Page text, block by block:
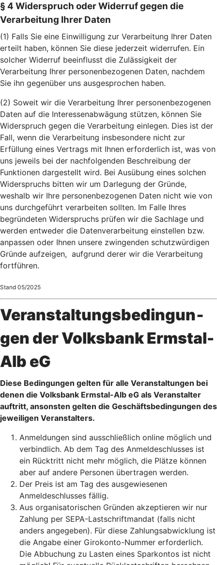
§ 4 Widerspruch oder Widerruf gegen die
Verarbeitung Ihrer Daten
(1) Falls Sie eine Einwilligung zur Verarbeitung Ihrer Daten
erteilt haben, können Sie diese jederzeit widerrufen. Ein
solcher Widerruf beeinflusst die Zulässigkeit der
Verarbeitung Ihrer personenbezogenen Daten, nachdem
Sie ihn gegenüber uns ausgesprochen haben.
(2) Soweit wir die Verarbeitung Ihrer personenbezogenen
Daten auf die Interessenabwägung stützen, können Sie
Widerspruch gegen die Verarbeitung einlegen. Dies ist der
Fall, wenn die Verarbeitung insbesondere nicht zur
Erfüllung eines Vertrags mit Ihnen erforderlich ist, was von
uns jeweils bei der nachfolgenden Beschreibung der
Funktionen dargestellt wird. Bei Ausübung eines solchen
Widerspruchs bitten wir um Darlegung der Gründe,
weshalb wir Ihre personenbezogenen Daten nicht wie von
uns durchgeführt verarbeiten sollten. Im Falle Ihres
begründeten Widerspruchs prüfen wir die Sachlage und
werden entweder die Datenverarbeitung einstellen bzw.
anpassen oder Ihnen unsere zwingenden schutzwürdigen
Gründe aufzeigen, aufgrund derer wir die Verarbeitung
fortführen.
Stand 05/2025
Veranstaltungsbedingun­
gen der Volksbank Ermstal-
Alb eG
Diese Bedingungen gelten für alle Veranstaltungen bei
denen die Volksbank Ermstal-Alb eG als Veranstalter
auftritt, ansonsten gelten die Geschäftsbedingungen des
jeweiligen Veranstalters.
Anmeldungen sind ausschließlich online möglich und
verbindlich. Ab dem Tag des Anmeldeschlusses ist
ein Rücktritt nicht mehr möglich, die Plätze können
aber auf andere Personen übertragen werden.
Der Preis ist am Tag des ausgewiesenen
Anmeldeschlusses fällig.
Aus organisatorischen Gründen akzeptieren wir nur
Zahlung per SEPA-Lastschriftmandat (falls nicht
anders angegeben). Für diese Zahlungsabwicklung ist
die Angabe einer Girokonto-Nummer erforderlich.
Die Abbuchung zu Lasten eines Sparkontos ist nicht